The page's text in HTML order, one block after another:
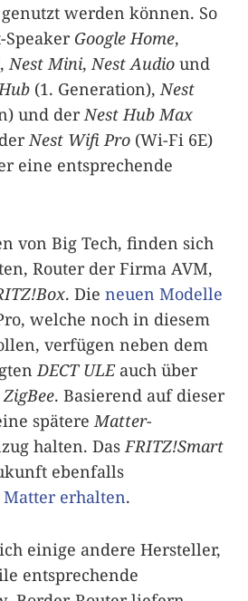
werden können. So
Google Home,
, Nest Mini, Nest Audio und
(1. Generation), Nest
und der Nest Hub Max
Nest Wifi Pro (Wi-Fi 6E)
eine entsprechende
von Big Tech, finden sich
Router der Firma AVM,
. Die neuen Modelle
welche noch in diesem
verfügen neben dem
DECT ULEauch über
ZigBee. Basierend auf dieser
spätere Matter-
halten. Das FRITZ!Smart
ebenfalls
erhalten.
einige andere Hersteller,
entsprechende